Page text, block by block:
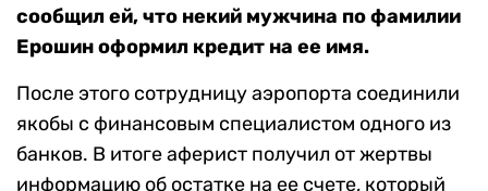
сообщил ей, что некий мужчина по фамилии
Ерошин оформил кредит на ее имя.
После этого сотрудницу аэропорта соединили
якобы с финансовым специалистом одного из
банков. В итоге аферист получил от жертвы
информацию об остатке на ее счете, который